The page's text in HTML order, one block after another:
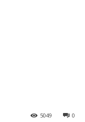
0
5049